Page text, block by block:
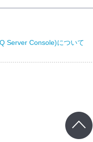
Server Console)について